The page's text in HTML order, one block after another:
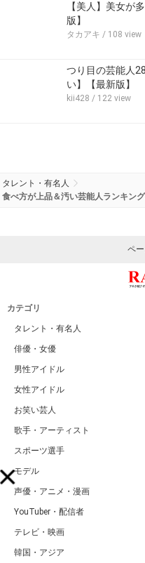
【美人】美女が
版】
タカアキ / 108 view
つり目の芸能人
い】【最新版】
kii428 / 122 view
タレント・有名人
食べ方が上品＆汚い芸能人ランキン
ペ
カテゴリ
タレント・有名人
俳優・女優
男性アイドル
女性アイドル
お笑い芸人
歌手・アーティスト
スポーツ選手
モデル
声優・アニメ・漫画
YouTuber・配信者
テレビ・映画
韓国・アジア